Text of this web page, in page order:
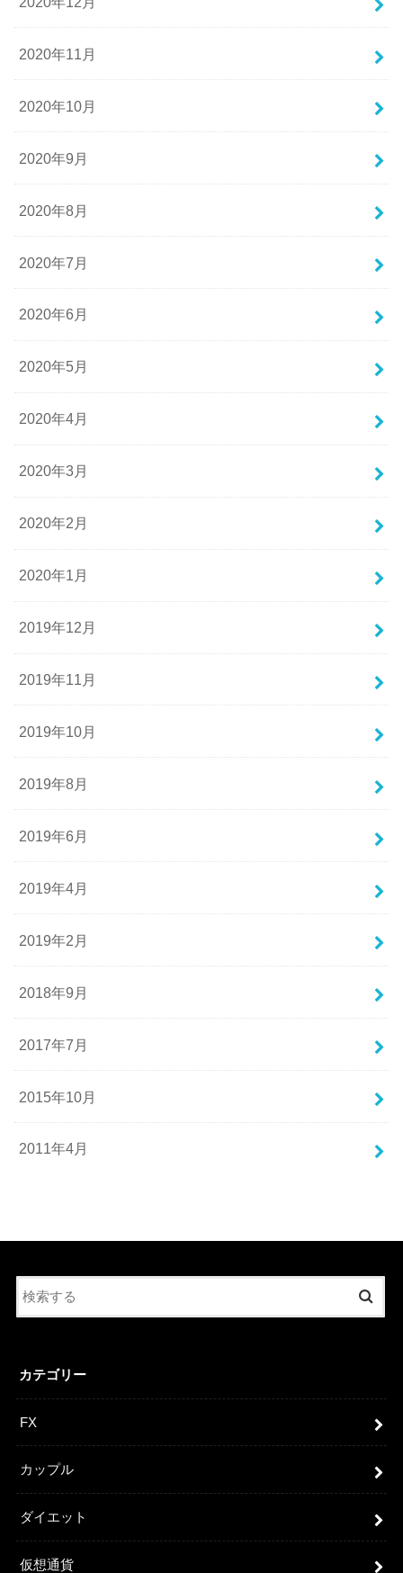
2020年11月
2020年10月
2020年9月
2020年8月
2020年7月
2020年6月
2020年5月
2020年4月
2020年3月
2020年2月
2020年1月
2019年12月
2019年11月
2019年10月
2019年8月
2019年6月
2019年4月
2019年2月
2018年9月
2017年7月
2015年10月
2011年4月
カテゴリー
FX
カップル
ダイエット
仮想通貨